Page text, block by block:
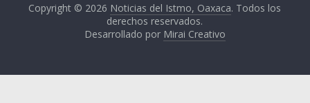
Copyright © 2026 Noticias del Istmo, Oaxaca. Todos los
derechos reservados.
Desarrollado por Mirai Creativo